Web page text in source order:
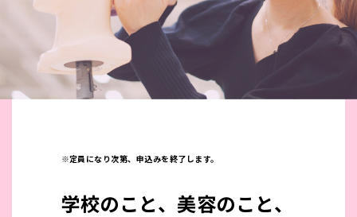
※定員になり次第、申込みを終了します。
学校のこと、美容のこと、